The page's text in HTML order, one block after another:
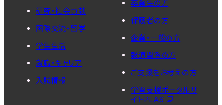
研究・社会貢献
国際交流・留学
学生生活
就職・キャリア
入試情報
卒業生の方
保護者の方
企業・一般の方
報道関係の方
ご支援をお考えの方
学習支援ポータルサ
イトPLAS